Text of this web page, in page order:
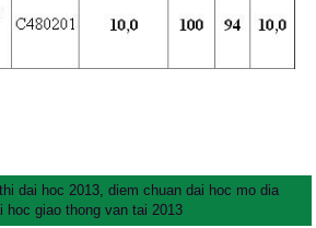
dai hoc 2013,diem chuan dai hoc mo dia
hoc giao thong van tai 2013